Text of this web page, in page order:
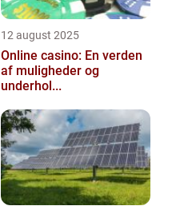
12 august 2025
Online casino: En verden
af muligheder og
underhol...